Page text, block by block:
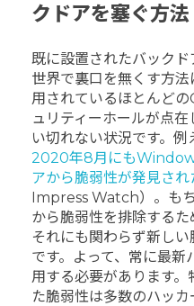
クドアを塞ぐ方法
既に設置されたバック
世界で裏口を無くす方
用されているほとんど
ュリティーホールが点
い切れない状況です。例
2020年8月にも
アから脆弱性が発見さ
Impress Watch）。も
から脆弱性を排除するた
それにも関わらず新し
です。よって、常に最
用する必要があります
た脆弱性は多数のハッ